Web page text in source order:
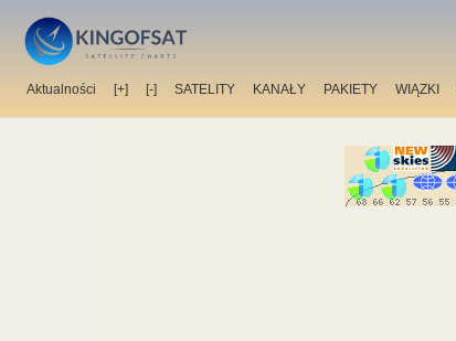
Aktualności [+] [-] SATELITY KANAŁY PAKIETY WIĄZKI